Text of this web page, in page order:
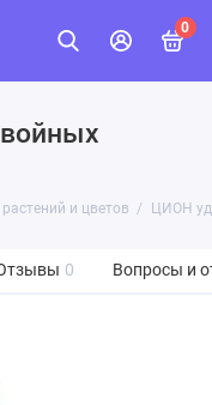
0
и цветов ЦИОН
0 Вопросы и